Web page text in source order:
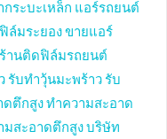
กระบะเหล็ก แอร์รถยนต์
ล์มระยองขายแอร์
ร้านติดฟิล์มรถยนต์
รับทำวุ้นมะพร้าว รับ
ดตึกสูงทำความสะอาด
สะอาดตึกสูงบริษัท